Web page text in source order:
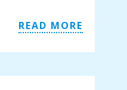
READ MORE